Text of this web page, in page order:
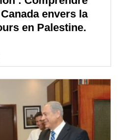
Canada envers la
en Palestine.